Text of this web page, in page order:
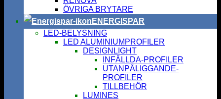
ÖVRIGA BRYTARE
ENERGISPAR
LED-BELYSNING
LED ALUMINIUMPROFILER
DESIGNLIGHT
INFÄLLDA-PROFILER
UTANPÅLIGGANDE-
PROFILER
TILLBEHÖR
LUMINES